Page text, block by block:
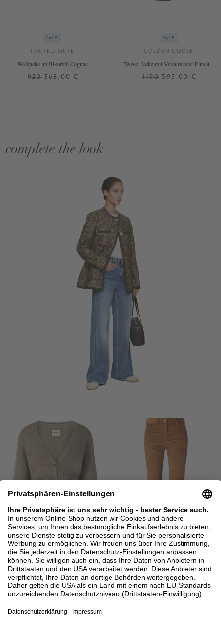
SALE
FORTE_FORTE
Wolljacke im Bikerstil Cognac
920 368,00 €
SALE
GOLDEN GOOSE
Tweed-Jacke mit Veloursleder Einsätze
1190 595,00 €
complete the look
BACK IN STOCK
KHAITE
Cashmere-Strickjacke 'Scarlet' Braun
MONCLER
Ausgestellte Cordhose Braun